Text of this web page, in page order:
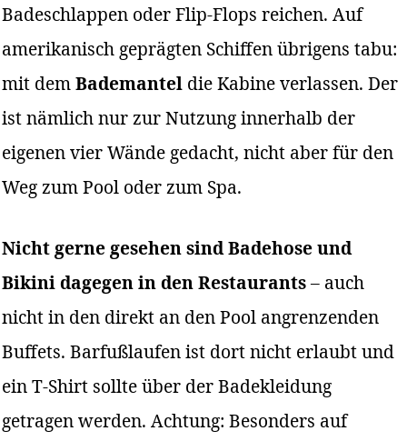
Badeschlappen oder Flip-Flops reichen. Auf
amerikanisch geprägten Schiffen übrigens tabu:
mit demBademantel die Kabine verlassen. Der
ist nämlich nur zur Nutzung innerhalb der
eigenen vier Wände gedacht, nicht aber für den
Weg zum Pool oder zum Spa.
Nicht gerne gesehen sind Badehose und
Bikini dagegen in den Restaurants– auch
nicht in den direkt an den Pool angrenzenden
Buffets. Barfußlaufen ist dort nicht erlaubt und
ein T-Shirt sollte über der Badekleidung
getragen werden. Achtung: Besonders auf